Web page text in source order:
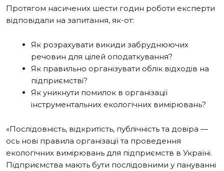
Протягом насичених шести годин роботи експерти
відповідали на запитання, як-от:
Як розрахувати викиди забруднюючих
речовин для цілей оподаткування?
Як правильно організувати облік відходів на
підприємстві?
Як уникнути помилок в організації
інструментальних екологічних вимірювань?
«Послідовність, відкритість, публічність та довіра —
ось нові правила організації та проведення
екологічних вимірювань для підприємств в Україні.
Підприємства мають бути послідовними у пануванні